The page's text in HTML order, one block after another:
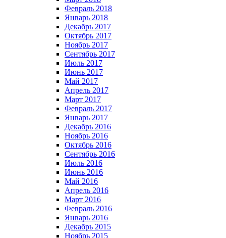
Февраль 2018
Январь 2018
Декабрь 2017
Октябрь 2017
Ноябрь 2017
Сентябрь 2017
Июль 2017
Июнь 2017
Май 2017
Апрель 2017
Март 2017
Февраль 2017
Январь 2017
Декабрь 2016
Ноябрь 2016
Октябрь 2016
Сентябрь 2016
Июль 2016
Июнь 2016
Май 2016
Апрель 2016
Март 2016
Февраль 2016
Январь 2016
Декабрь 2015
Ноябрь 2015